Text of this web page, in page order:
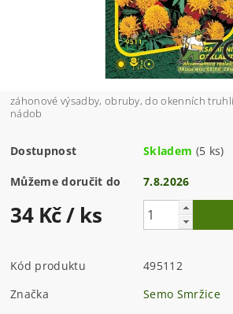
záhonové výsadby, obruby, do okenních
nádob
Dostupnost Skladem (5 ks)
Můžeme doručit do 7.8.2026
34 Kč/ ks
Kód produktu
495112
Značka
Semo Smržice